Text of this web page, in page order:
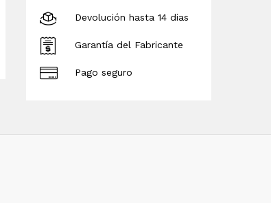
Devolución hasta 14 dias
Garantía del Fabricante
Pago seguro